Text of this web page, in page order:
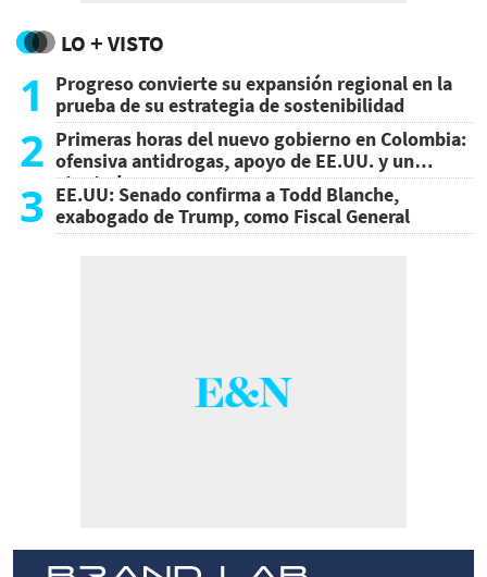
LO + VISTO
1
Progreso convierte su expansión regional en la
prueba de su estrategia de sostenibilidad
2 Primeras horas del nuevo gobierno en Colombia:
ofensiva antidrogas, apoyo de EE.UU. y un
atentado
3 EE.UU: Senado confirma a Todd Blanche,
exabogado de Trump, como Fiscal General